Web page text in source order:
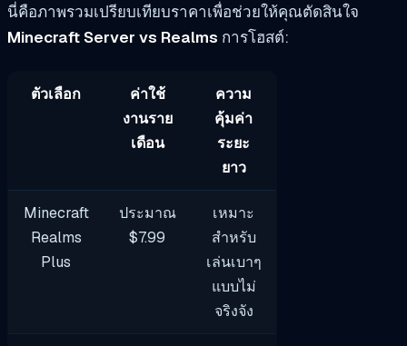
นี่คือภาพรวมเปรียบเทียบราคาเพื่อช่วยให้คุณตัดสินใจ
Minecraft Server vs Realms การโฮสต์:
ตัวเลือก
ค่าใช้
งานราย
เดือน
ความ
คุ้มค่า
ระยะ
ยาว
Minecraft
Realms
Plus
ประมาณ
$7.99
เหมาะ
สำหรับ
เล่นเบาๆ
แบบไม่
จริงจัง